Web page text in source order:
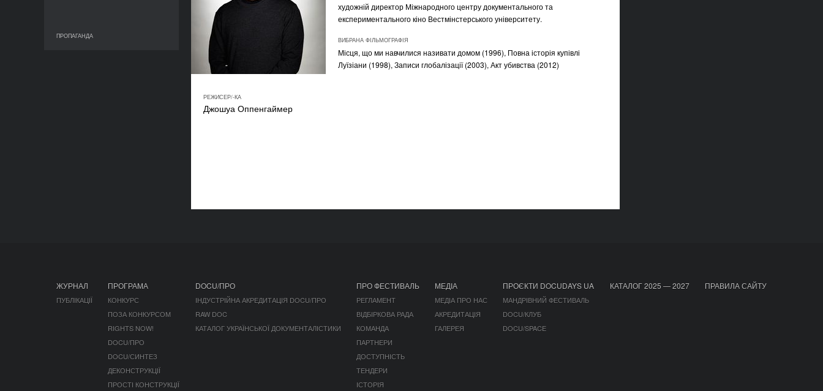
РЕЖИСЕР/-КА
Джошуа Оппенгаймер
художній директор Міжнародного центру документального та
експериментального кіно Вестмінстерського університету.
ВИБРАНА ФІЛЬМОГРАФІЯ
Місця, що ми навчилися називати домом (1996), Повна історія купівлі
Луїзіани (1998), Записи глобалізації (2003), Акт убивства (2012)
ПРОПАГАНДА
ЖУРНАЛ
ПУБЛІКАЦІЇ
ПРОГРАМА
КОНКУРС
ПОЗА КОНКУРСОМ
RIGHTS NOW!
DOCU/ПРО
DOCU/СИНТЕЗ
ДЕКОНСТРУКЦІЇ
ПРОСТІ КОНСТРУКЦІЇ
DOCU/ПРО
ІНДУСТРІЙНА АКРЕДИТАЦІЯ DOCU/ПРО
RAW DOC
КАТАЛОГ УКРАЇНСЬКОЇ ДОКУМЕНТАЛІСТИКИ
ПРО ФЕСТИВАЛЬ
РЕГЛАМЕНТ
ВІДБІРКОВА РАДА
КОМАНДА
ПАРТНЕРИ
ДОСТУПНІСТЬ
ТЕНДЕРИ
ІСТОРІЯ
МЕДІА
МЕДІА ПРО НАС
АКРЕДИТАЦІЯ
ГАЛЕРЕЯ
ПРОЄКТИ DOCUDAYS UA
МАНДРІВНИЙ ФЕСТИВАЛЬ
DOCU/КЛУБ
DOCU/SPACE
КАТАЛОГ 2025 — 2027 ПРАВИЛА САЙТУ